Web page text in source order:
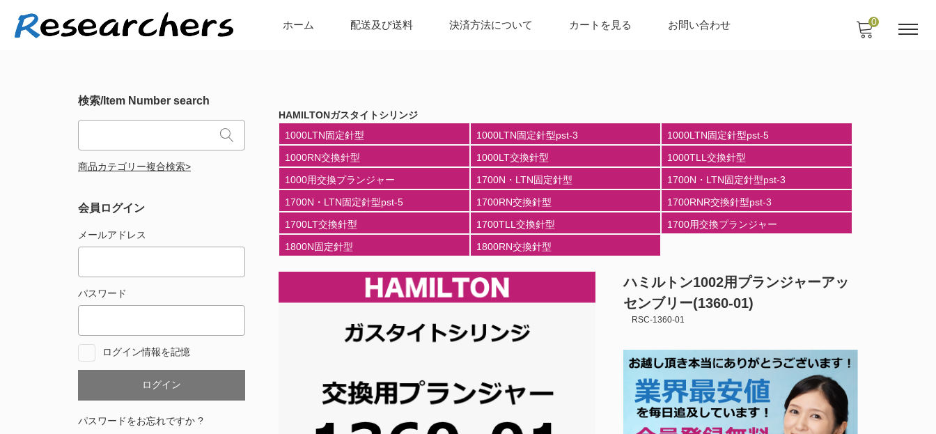
ホーム 配送及び送料 決済方法について カートを見る お問い合わせ 0
HAMILTONガスタイトシリンジ
1000LTN固定針型
1000LTN固定針型pst-3
1000LTN固定針型pst-5
1000RN交換針型
1000LT交換針型
1000TLL交換針型
1000用交換プランジャー
1700N・LTN固定針型
1700N・LTN固定針型pst-3
1700N・LTN固定針型pst-5
1700RN交換針型
1700RNR交換針型pst-3
1700LT交換針型
1700TLL交換針型
1700用交換プランジャー
1800N固定針型
1800RN交換針型
ハミルトン1002用プランジャーアッ
センブリー(1360-01)
RSC-1360-01
検索/Item Number search
商品カテゴリー複合検索>
会員ログイン
メールアドレス
パスワード
ログイン情報を記憶
パスワードをお忘れですか ?